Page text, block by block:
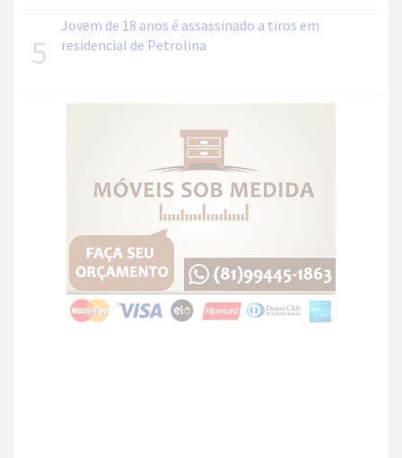
5
Jovem de 18 anos é assassinado a tiros em
residencial de Petrolina